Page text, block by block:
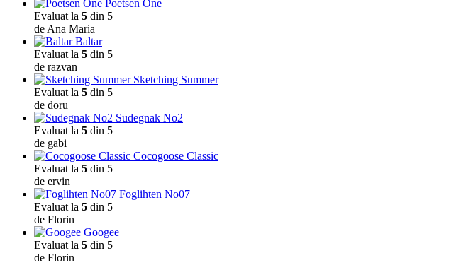
Poetsen One
Evaluat la 5 din 5
de Ana Maria
Baltar
Evaluat la 5 din 5
de razvan
Sketching Summer
Evaluat la 5 din 5
de doru
Sudegnak No2
Evaluat la 5 din 5
de gabi
Cocogoose Classic
Evaluat la 5 din 5
de ervin
Foglihten No07
Evaluat la 5 din 5
de Florin
Googee
Evaluat la 5 din 5
de Florin